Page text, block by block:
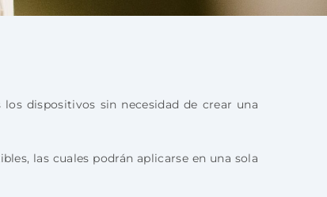
dispositivos sin necesidad de crear una
las cuales podrán aplicarse en una sola